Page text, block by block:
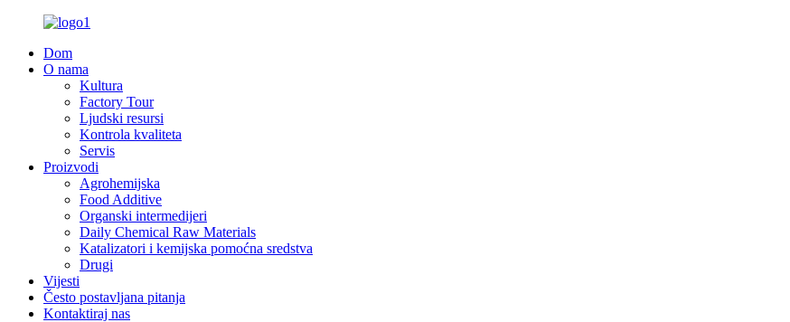
Dom
O nama
Kultura
Factory Tour
Ljudski resursi
Kontrola kvaliteta
Servis
Proizvodi
Agrohemijska
Food Additive
Organski intermedijeri
Daily Chemical Raw Materials
Katalizatori i kemijska pomoćna sredstva
Drugi
Vijesti
Često postavljana pitanja
Kontaktiraj nas